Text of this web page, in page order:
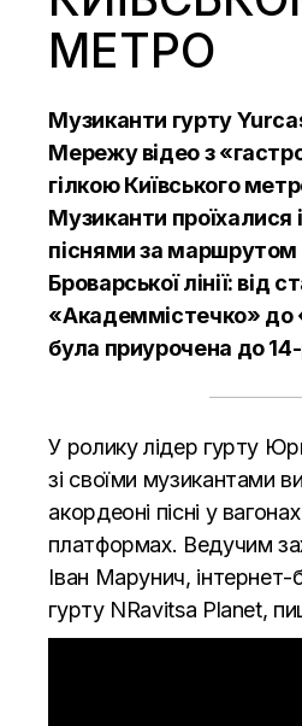
МЕТРО
Музиканти гурту
Мережу відео з
гілкою Київського
Музиканти проїхалися
піснями за
Броварської лінії: від
«Академмістечко» до
була приурочена до 14-
У ролику лідер гурту
зі своїми музикантами
акордеоні пісні у
платформах. Ведучим
Іван Марунич, інтернет-
гурту NRavitsa Planet,